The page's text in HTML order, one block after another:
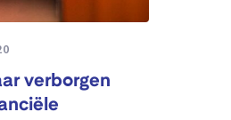
verborgen